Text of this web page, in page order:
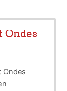
Ondes
Ondes